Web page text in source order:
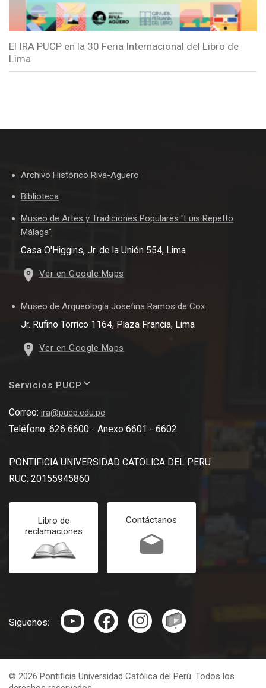
El IRA PUCP en la 30 Feria Internacional del Libro de
Lima
Archivo Histórico Riva-Agüero
Biblioteca
Museo de Artes y Tradiciones Populares "Luis Repetto
Málaga"
Casa O'Higgins, Jr. de la Unión 554, Lima
Ver en Google Maps
Museo de Arqueología Josefina Ramos de Cox
Jr. Rufino Torrico 1164, Plaza Francia, Lima
Ver en Google Maps
Servicios PUCP
Correo: ira@pucp.edu.pe
Teléfono: 626 6600 - Anexo 6601 - 6602
PONTIFICIA UNIVERSIDAD CATOLICA DEL PERU
RUC: 20155945860
Libro de
reclamaciones
Contáctanos
Siguenos:
© 2026 Pontificia Universidad Católica del Perú. Todos los